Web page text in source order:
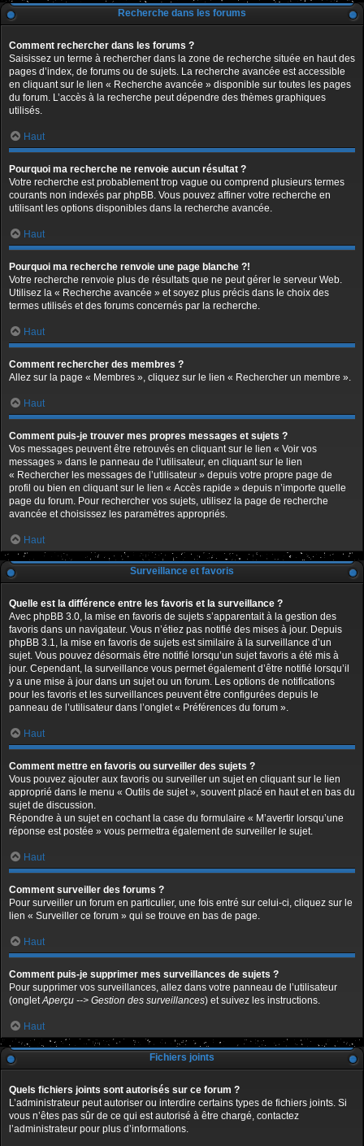
Recherche dans les forums
Comment rechercher dans les forums ?
Saisissez un terme à rechercher dans la zone de recherche située en haut des
pages d’index, de forums ou de sujets. La recherche avancée est accessible
en cliquant sur le lien « Recherche avancée » disponible sur toutes les pages
du forum. L’accès à la recherche peut dépendre des thèmes graphiques
utilisés.
Haut
Pourquoi ma recherche ne renvoie aucun résultat ?
Votre recherche est probablement trop vague ou comprend plusieurs termes
courants non indexés par phpBB. Vous pouvez affiner votre recherche en
utilisant les options disponibles dans la recherche avancée.
Haut
Pourquoi ma recherche renvoie une page blanche ?!
Votre recherche renvoie plus de résultats que ne peut gérer le serveur Web.
Utilisez la « Recherche avancée » et soyez plus précis dans le choix des
termes utilisés et des forums concernés par la recherche.
Haut
Comment rechercher des membres ?
Allez sur la page « Membres », cliquez sur le lien « Rechercher un membre ».
Haut
Comment puis-je trouver mes propres messages et sujets ?
Vos messages peuvent être retrouvés en cliquant sur le lien « Voir vos
messages » dans le panneau de l’utilisateur, en cliquant sur le lien
« Rechercher les messages de l’utilisateur » depuis votre propre page de
profil ou bien en cliquant sur le lien « Accès rapide » depuis n’importe quelle
page du forum. Pour rechercher vos sujets, utilisez la page de recherche
avancée et choisissez les paramètres appropriés.
Haut
Surveillance et favoris
Quelle est la différence entre les favoris et la surveillance ?
Avec phpBB 3.0, la mise en favoris de sujets s’apparentait à la gestion des
favoris dans un navigateur. Vous n’étiez pas notifié des mises à jour. Depuis
phpBB 3.1, la mise en favoris de sujets est similaire à la surveillance d’un
sujet. Vous pouvez désormais être notifié lorsqu’un sujet favoris a été mis à
jour. Cependant, la surveillance vous permet également d’être notifié lorsqu’il
y a une mise à jour dans un sujet ou un forum. Les options de notifications
pour les favoris et les surveillances peuvent être configurées depuis le
panneau de l’utilisateur dans l’onglet « Préférences du forum ».
Haut
Comment mettre en favoris ou surveiller des sujets ?
Vous pouvez ajouter aux favoris ou surveiller un sujet en cliquant sur le lien
approprié dans le menu « Outils de sujet », souvent placé en haut et en bas du
sujet de discussion.
Répondre à un sujet en cochant la case du formulaire « M’avertir lorsqu’une
réponse est postée » vous permettra également de surveiller le sujet.
Haut
Comment surveiller des forums ?
Pour surveiller un forum en particulier, une fois entré sur celui-ci, cliquez sur le
lien « Surveiller ce forum » qui se trouve en bas de page.
Haut
Comment puis-je supprimer mes surveillances de sujets ?
Pour supprimer vos surveillances, allez dans votre panneau de l’utilisateur
(ongletAperçu --> Gestion des surveillances) et suivez les instructions.
Haut
Fichiers joints
Quels fichiers joints sont autorisés sur ce forum ?
L’administrateur peut autoriser ou interdire certains types de fichiers joints. Si
vous n’êtes pas sûr de ce qui est autorisé à être chargé, contactez
l’administrateur pour plus d’informations.